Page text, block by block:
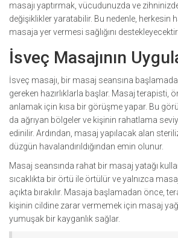
masajı yaptırmak, vücudunuzda ve
değişiklikler yaratabilir. Bu nedenle, herkesin
masaja yer vermesi sağlığını destekleyecektir.
İsveç Masajının
İsveç masajı, bir masaj seansına
gereken hazırlıklarla başlar. Masaj terapisti,
anlamak için kısa bir görüşme yapar. Bu
da ağrıyan bölgeler ve kişinin rahatlama
edinilir. Ardından, masaj yapılacak alan
düzgün havalandırıldığından emin olunur.
Masaj seansında rahat bir masaj yatağı
sıcaklıkta bir örtü ile örtülür ve yalnızca
açıkta bırakılır. Masaja başlamadan önce,
kişinin cildine zarar vermemek için masaj
yumuşak bir kayganlık sağlar.